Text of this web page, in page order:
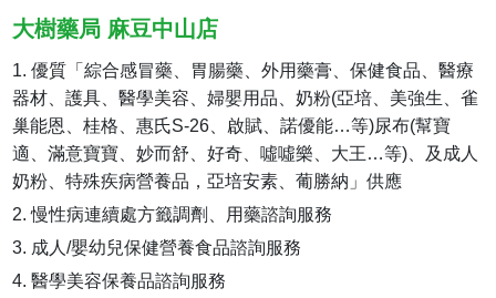
大樹藥局 麻豆中山店
優質「綜合感冒藥、胃腸藥、外用藥膏、保健食品、醫療
器材、護具、醫學美容、婦嬰用品、奶粉(亞培、美強生、雀
巢能恩、桂格、惠氏S-26、啟賦、諾優能…等)尿布(幫寶
適、滿意寶寶、妙而舒、好奇、噓噓樂、大王…等)、及成人
奶粉、特殊疾病營養品，亞培安素、葡勝納」供應
慢性病連續處方籤調劑、用藥諮詢服務
成人/嬰幼兒保健營養食品諮詢服務
醫學美容保養品諮詢服務